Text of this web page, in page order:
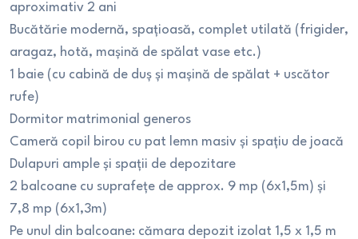
aproximativ 2 ani
Bucătărie modernă, spațioasă, complet utilată (frigider,
aragaz, hotă, mașină de spălat vase etc.)
1 baie (cu cabină de duș și mașină de spălat + uscător
rufe)
Dormitor matrimonial generos
Cameră copil birou cu pat lemn masiv și spațiu de joacă
Dulapuri ample și spații de depozitare
2 balcoane cu suprafețe de approx. 9 mp (6x1,5m) și
7,8 mp (6x1,3m)
Pe unul din balcoane: cămara depozit izolat 1,5 x 1,5 m